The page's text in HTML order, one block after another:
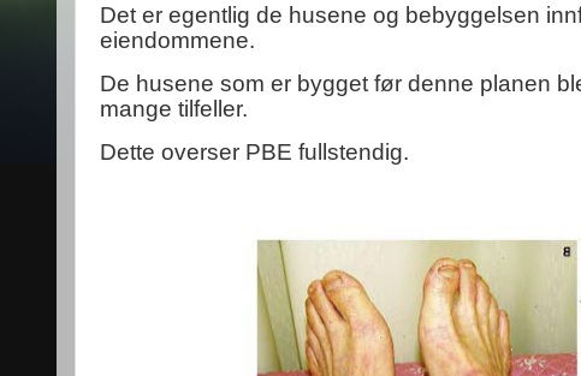
Det er egentlig de husene og bebyggelsen
eiendommene.
De husene som er bygget før denne planen
mange tilfeller.
Dette overser PBE fullstendig.